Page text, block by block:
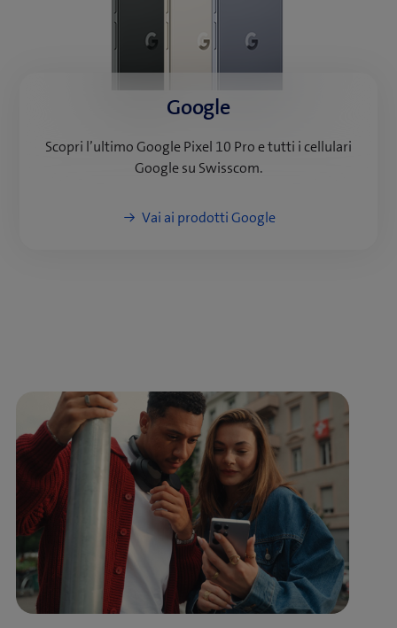
Google
Scopri l’ultimo Google Pixel 10 Pro e tutti i cellulari
Google su Swisscom.
Vai ai prodotti Google